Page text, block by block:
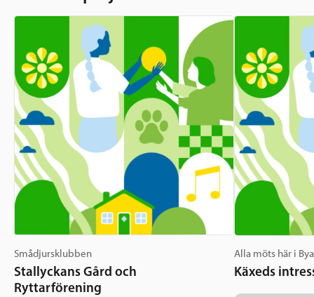
Smådjursklubben
Stallyckans Gård och
Ryttarförening
Alla möts här i
Käxeds